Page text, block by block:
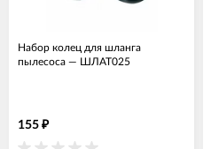
Набор колец для шланга
пылесоса — ШЛАТ025
155 ₽